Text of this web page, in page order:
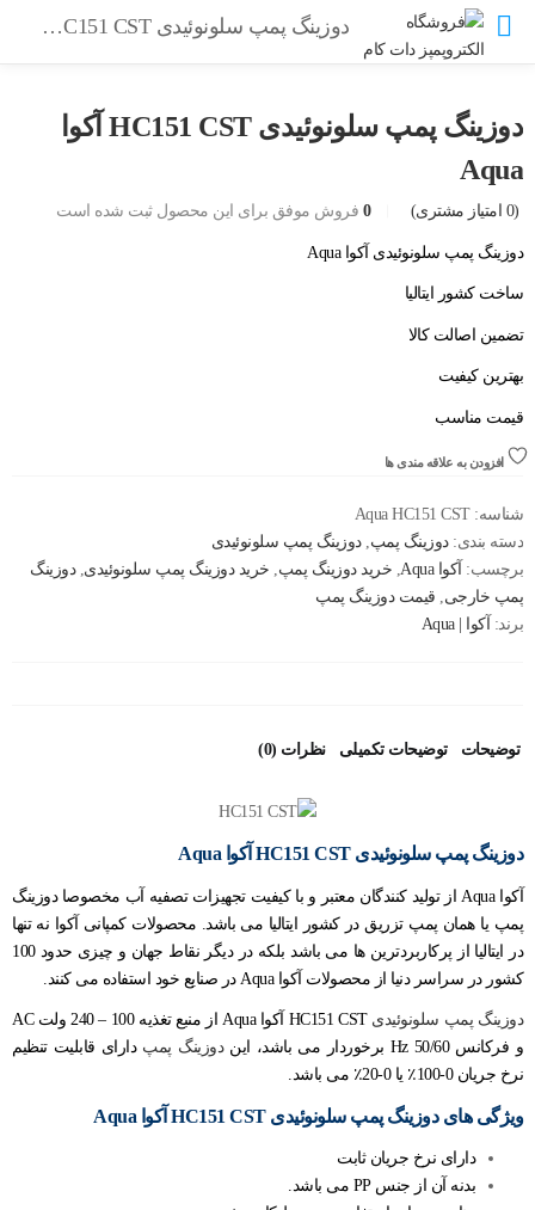
دوزینگ پمپ سلونوئیدی HC151 CST آکوا Aqua
دوزینگ پمپ سلونوئیدی HC151 CST آکوا
Aqua
(
0 امتیاز مشتری) 0 فروش موفق برای این محصول ثبت شده است
دوزینگ پمپ سلونوئیدی آکوا Aqua
ساخت کشور ایتالیا
تضمین اصالت کالا
بهترین کیفیت
قیمت مناسب
افزودن به علاقه مندی ها
شناسه:Aqua HC151 CST
دسته بندی:دوزینگ پمپ,دوزینگ پمپ سلونوئیدی
برچسب: آکوا Aqua , خرید دوزینگ پمپ, خرید دوزینگ پمپ سلونوئیدی,دوزینگ
پمپ خارجی, قیمت دوزینگ پمپ
برند: آکوا | Aqua
توضیحات توضیحات تکمیلی نظرات (0)
دوزینگ پمپ سلونوئیدی HC151 CST آکوا Aqua
آکوا Aqua از تولید کنندگان معتبر و با کیفیت تجهیزات تصفیه آب مخصوصا
دوزینگ
پمپ یا همان پمپ تزریق در کشور ایتالیا می باشد. محصولات کمپانی آکوا نه تنها
در ایتالیا از پرکاربردترین ها می باشد بلکه در دیگر نقاط جهان و چیزی حدود 100
کشور در سراسر دنیا از محصولات آکوا Aqua در صنایع خود استفاده می کنند.
دوزینگ پمپ سلونوئیدی
HC151 CST آکوا Aqua از منبع تغذیه 100 – 240 ولت AC
و فرکانس 50/60 Hz برخوردار می باشد، این
دوزینگ پمپ دارای قابلیت تنظیم
نرخ جریان 0-100٪ یا 0-20٪ می باشد.
ویژگی های دوزینگ پمپ سلونوئیدی HC151 CST آکوا Aqua
دارای نرخ جریان ثابت
بدنه آن از جنس PP می باشد.